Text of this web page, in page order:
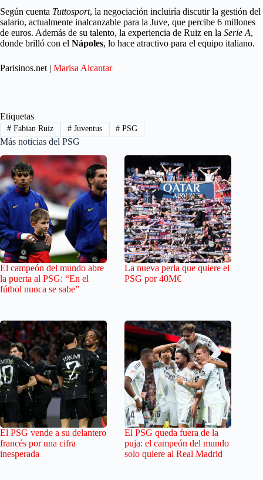
Según cuenta Tuttosport, la negociación incluiría discutir la gestión del
salario, actualmente inalcanzable para la Juve, que percibe 6 millones
de euros. Además de su talento, la experiencia de Ruiz en la Serie A,
donde brilló con el Nápoles, lo hace atractivo para el equipo italiano.
Parisinos.net | Marisa Alcantar
Etiquetas
#Fabian Ruiz #Juventus # PSG
Más noticias del PSG
El campeón del mundo abre
la puerta al PSG: “En el
fútbol nunca se sabe”
La nueva perla que quiere el
PSG por 40M€
El PSG vende a su delantero
francés por una cifra
inesperada
El PSG queda fuera de la
puja: el campeón del mundo
solo quiere al Real Madrid